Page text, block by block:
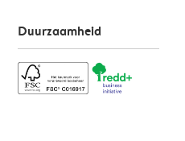
Duurzaamheid